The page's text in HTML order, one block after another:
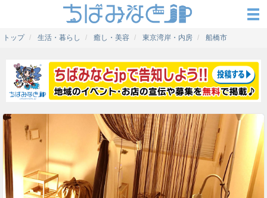
トップ 生活・暮らし 癒し・美容 東京湾岸・内房 船橋市